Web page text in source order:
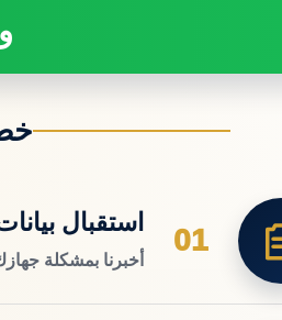
01
استقبال
أخبرنا بمشكلة